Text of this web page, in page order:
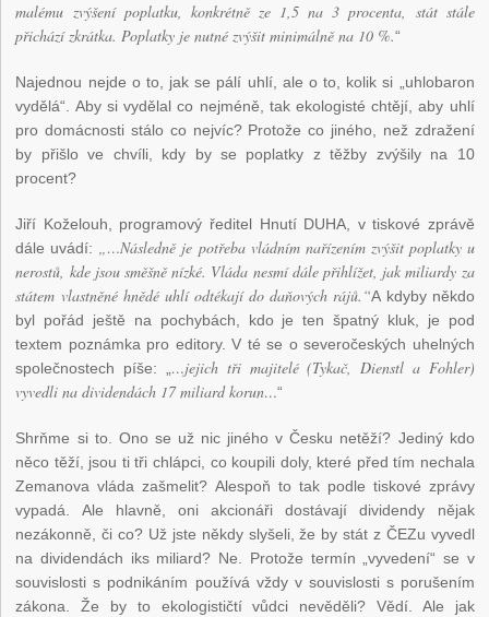
malému zvýšení poplatku, konkrétně ze 1,5 na 3 procenta, stát stále
přichází zkrátka. Poplatky je nutné zvýšit minimálně na 10 %.“
Najednou nejde o to, jak se pálí uhlí, ale o to, kolik si „uhlobaron
vydělá“. Aby si vydělal co nejméně, tak ekologisté chtějí, aby uhlí
pro domácnosti stálo co nejvíc? Protože co jiného, než zdražení
by přišlo ve chvíli, kdy by se poplatky z těžby zvýšily na 10
procent?
Jiří Koželouh, programový ředitel Hnutí DUHA, v tiskové zprávě
dále uvádí: „…Následně je potřeba vládním nařízením zvýšit poplatky u
nerostů, kde jsou směšně nízké. Vláda nesmí dále přihlížet, jak miliardy za
státem vlastněné hnědé uhlí odtékají do daňových rájů.“A kdyby někdo
byl pořád ještě na pochybách, kdo je ten špatný kluk, je pod
textem poznámka pro editory. V té se o severočeských uhelných
společnostech píše: „…jejich tři majitelé (Tykač, Dienstl a Fohler)
vyvedli na dividendách 17 miliard korun…“
Shrňme si to. Ono se už nic jiného v Česku netěží? Jediný kdo
něco těží, jsou ti tři chlápci, co koupili doly, které před tím nechala
Zemanova vláda zašmelit? Alespoň to tak podle tiskové zprávy
vypadá. Ale hlavně, oni akcionáři dostávají dividendy nějak
nezákonně, či co? Už jste někdy slyšeli, že by stát z ČEZu vyvedl
na dividendách iks miliard? Ne. Protože termín „vyvedení“ se v
souvislosti s podnikáním používá vždy v souvislosti s porušením
zákona. Že by to ekologističtí vůdci nevěděli? Vědí. Ale jak